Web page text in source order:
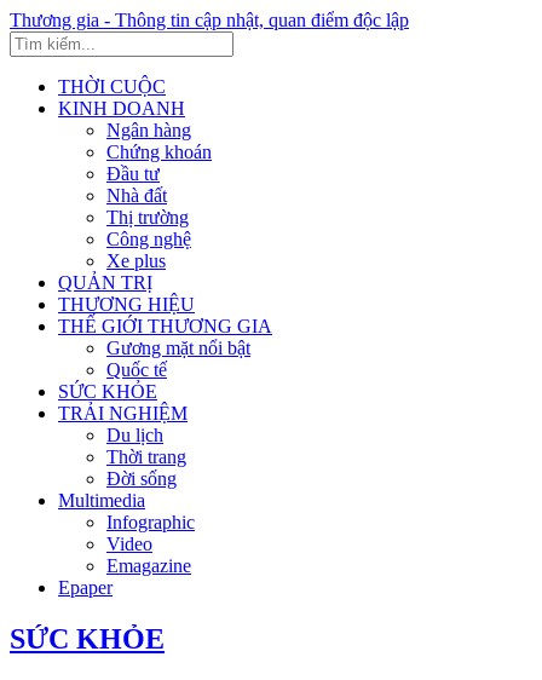
Thương gia - Thông tin cập nhật, quan điểm độc lập
THỜI CUỘC
KINH DOANH
Ngân hàng
Chứng khoán
Đầu tư
Nhà đất
Thị trường
Công nghệ
Xe plus
QUẢN TRỊ
THƯƠNG HIỆU
THẾ GIỚI THƯƠNG GIA
Gương mặt nổi bật
Quốc tế
SỨC KHỎE
TRẢI NGHIỆM
Du lịch
Thời trang
Đời sống
Multimedia
Infographic
Video
Emagazine
Epaper
SỨC KHỎE